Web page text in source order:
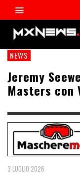
NEWS
Jeremy
Masters con
3 LUGLIO 2026